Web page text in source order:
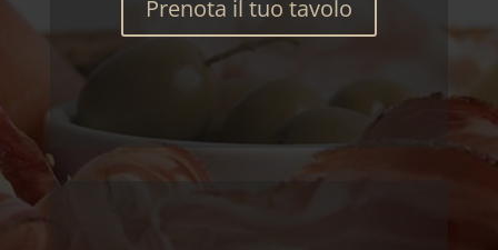
Prenota il tuo tavolo